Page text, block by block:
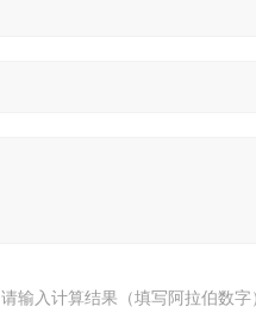
请输入计算结果（填写阿拉伯数